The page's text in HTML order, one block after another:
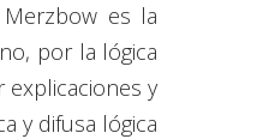
es la
por la lógica
y
y difusa lógica